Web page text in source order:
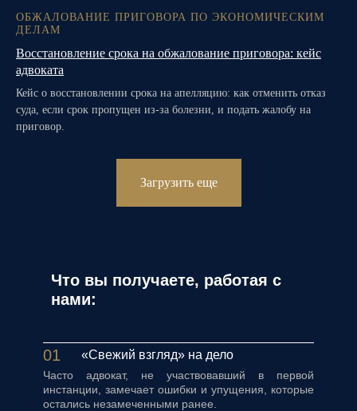
ОБЖАЛОВАНИЕ ПРИГОВОРА ПО ЭКОНОМИЧЕСКИМ
ДЕЛАМ
Восстановление срока на обжалование приговора: кейс
адвоката
Кейс о восстановлении срока на апелляцию: как отменить отказ
суда, если срок пропущен из-за болезни, и подать жалобу на
приговор.
Загрузить еще
Что вы получаете, работая с
нами:
01 «Свежий взгляд» на дело
Часто адвокат, не участвовавший в первой
инстанции, замечает ошибки и упущения, которые
остались незамеченными ранее.